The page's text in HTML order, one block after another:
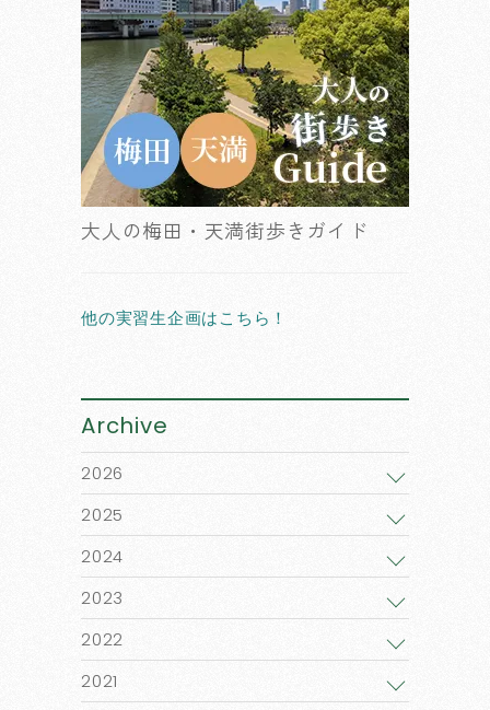
大人の梅田・天満街歩きガイド
他の実習生企画はこちら！
Archive
2026
2025
2024
2023
2022
2021